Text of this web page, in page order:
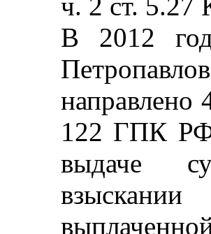
В 2012
направлено
122 ГПК
выдаче